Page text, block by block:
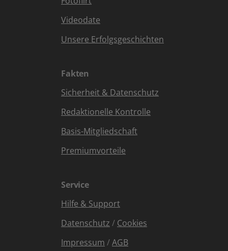
Videodate
Unsere Erfolgsgeschichten
Fakten
Sicherheit & Datenschutz
Redaktionelle Kontrolle
Basis-Mitgliedschaft
Premiumvorteile
Service
Hilfe & Support
Datenschutz / Cookies
Impressum /AGB